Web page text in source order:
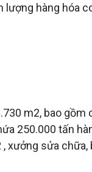
hàng hóa
m2, bao gồm
250.000 tấn
xưởng sửa